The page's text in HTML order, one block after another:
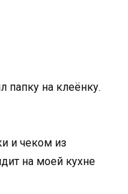
на клеёнку.
и чеком из
на моей кухне